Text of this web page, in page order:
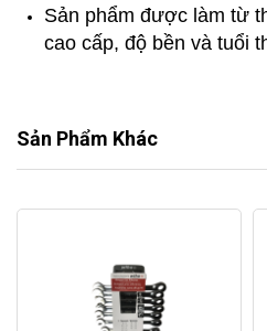
Sản phẩm được làm từ
cao cấp, độ bền và tuổi
Sản Phẩm Khác